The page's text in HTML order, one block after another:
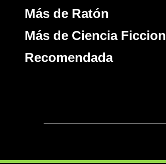
Más de Ratón
Más de Ciencia Ficcion
Recomendada